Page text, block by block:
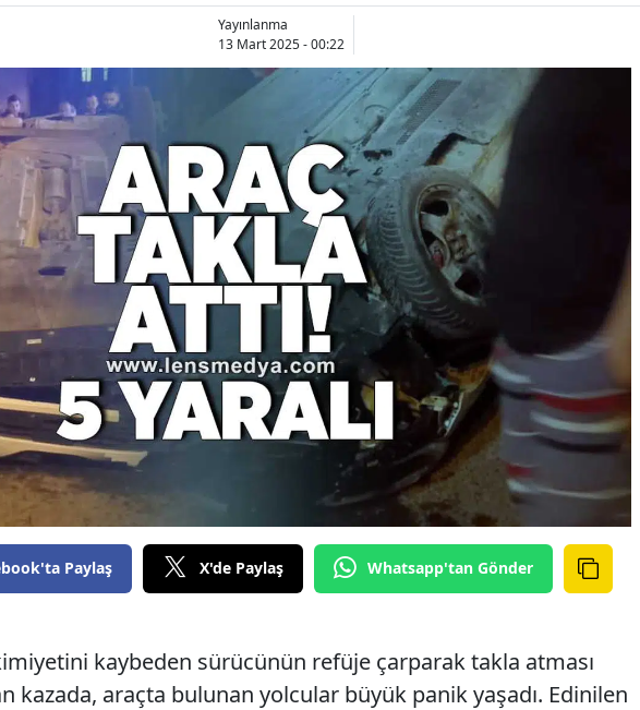
Yayınlanma
13 Mart 2025 - 00:22
Paylaş X'de Paylaş Whatsapp'tan Gönder
kaybeden sürücünün refüje çarparak takla atması
kazada, araçta bulunan yolcular büyük panik yaşadı. Edinilen